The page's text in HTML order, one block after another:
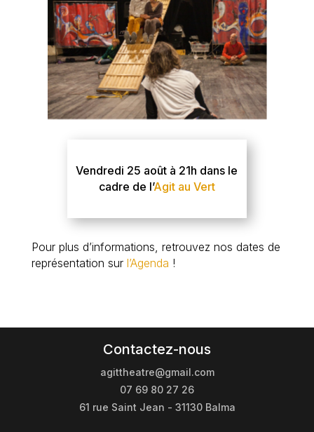
Vendredi 25 août à 21h dans le
cadre de l’Agit au Vert
Pour plus d’informations, retrouvez nos dates de
représentation sur l’Agenda !
Contactez-nous
agittheatre@gmail.com
07 69 80 27 26
61 rue Saint Jean - 31130 Balma